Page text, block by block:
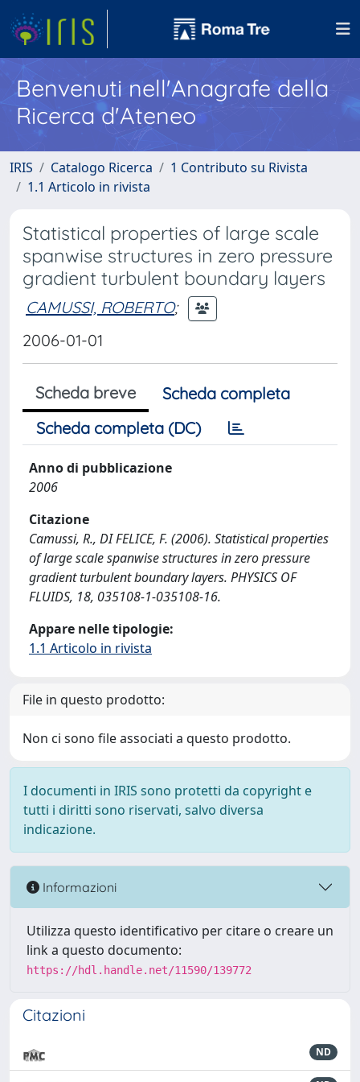
Benvenuti nell'Anagrafe della
Ricerca d'Ateneo
IRIS Catalogo Ricerca
1 Contributo su Rivista
1.1 Articolo in rivista
Statistical properties of large scale
spanwise structures in zero pressure
gradient turbulent boundary layers
CAMUSSI, ROBERTO;
2006-01-01
Scheda breve
Scheda completa
Scheda completa (DC)
Anno di pubblicazione
2006
Citazione
Camussi, R., DI FELICE, F. (2006). Statistical properties
of large scale spanwise structures in zero pressure
gradient turbulent boundary layers. PHYSICS OF
FLUIDS, 18, 035108-1-035108-16.
Appare nelle tipologie:
1.1 Articolo in rivista
File in questo prodotto:
Non ci sono file associati a questo prodotto.
I documenti in IRIS sono protetti da copyright e
tutti i diritti sono riservati, salvo diversa
indicazione.
Informazioni
Utilizza questo identificativo per citare o creare un
link a questo documento:
https://hdl.handle.net/11590/139772
Citazioni
ND